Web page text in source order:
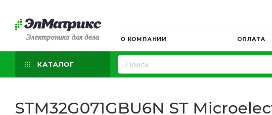
Электроника для дела О КОМПАНИИ ОПЛАТА
КАТАЛОГ
STM32G071GBU6N ST